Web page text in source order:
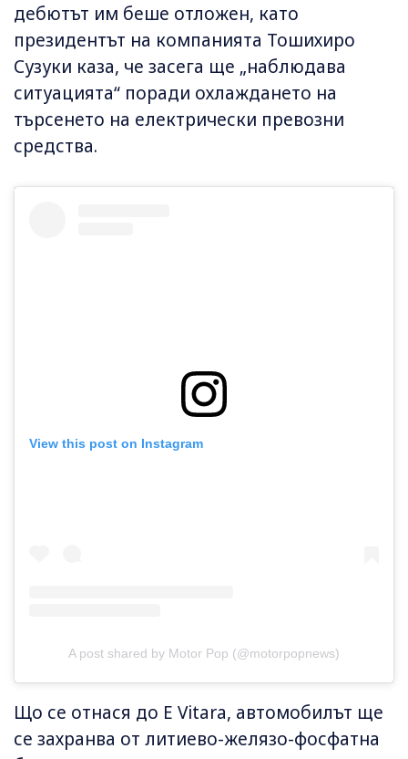
дебютът им беше отложен, като
президентът на компанията Тошихиро
Сузуки каза, че засега ще „наблюдава
ситуацията“ поради охлаждането на
търсенето на електрически превозни
средства.
View this post on Instagram
A post shared by Motor Pop (@motorpopnews)
Що се отнася до E Vitara, автомобилът ще
се захранва от литиево-желязо-фосфатна